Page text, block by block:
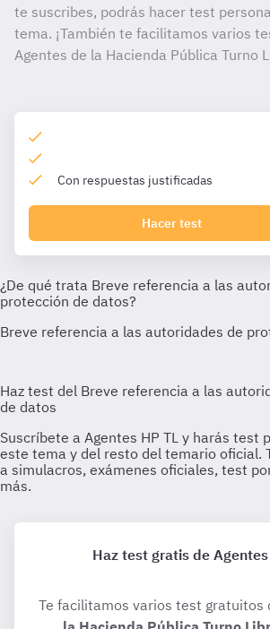
te suscribes, podrás hacer test
tema. ¡También te facilitamos varios
Agentes de la Hacienda Pública Turno
Con respuestas justificadas
Hacer test
Haz test gratis de Agentes
Te facilitamos varios test gratuitos